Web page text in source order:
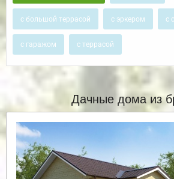
с большой террасой с эркером с
с гаражом с террасой
Дачные дома из